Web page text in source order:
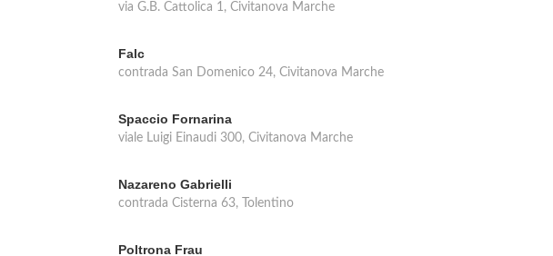
via G.B. Cattolica 1, Civitanova Marche
Falc
contrada San Domenico 24, Civitanova Marche
Spaccio Fornarina
viale Luigi Einaudi 300, Civitanova Marche
Nazareno Gabrielli
contrada Cisterna 63, Tolentino
Poltrona Frau